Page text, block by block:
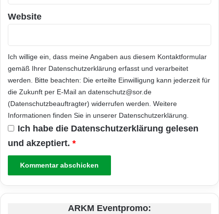
Website
Ich willige ein, dass meine Angaben aus diesem Kontaktformular
gemäß Ihrer Datenschutzerklärung erfasst und verarbeitet
werden. Bitte beachten: Die erteilte Einwilligung kann jederzeit für
die Zukunft per E-Mail an datenschutz@sor.de
(Datenschutzbeauftragter) widerrufen werden. Weitere
Informationen finden Sie in unserer Datenschutzerklärung.
Ich habe die Datenschutzerklärung gelesen
und akzeptiert. *
ARKM Eventpromo: